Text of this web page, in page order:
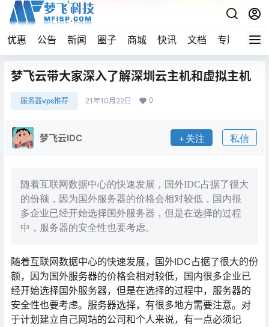
优惠 公告 新闻 圈子 商城 快讯 文档 专题 导航
梦飞云带大家深入了解深圳云主机和虚拟主机
服务器vps推荐 21年10月22日 0
梦飞云IDC 关注 私信
随着互联网数据中心的快速发展，国外IDC占据了很大
的份额，因为国外服务器的价格会相对较低，国内很
多企业已经开始选择国外服务器，但是在选择的过程
中，服务器的安全性也要考虑。
随着互联网数据中心的快速发展，国外IDC占据了很大的份
额，因为国外服务器的价格会相对较低，国内很多企业已
经开始选择国外服务器，但是在选择的过程中，服务器的
安全性也要考虑。服务器选择，有很多地方需要注意。对
于计划建立自己网站的公司和个人来说，有一点必须记